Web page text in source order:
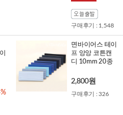
구매후기 : 1,548
면바이어스 테이
프 앙앙 코튼캔
디 10mm 20종
2,800원
구매후기 : 326